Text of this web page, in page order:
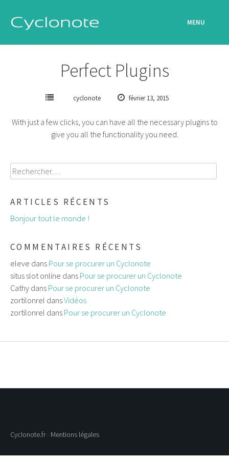
contenu
MENU
Perfect Plugins
cyclonote février 13, 2015
With just a few clicks, you can have all the necessary plugins to
give you all the functionality you need.
Rechercher :
ARTICLES RÉCENTS
Bonjour tout le monde !
COMMENTAIRES RÉCENTS
eleve dans Pour se procurer un Cyclonote
situs slot online dans Pour se procurer un Cyclonote
Cathy dans Pour se procurer un Cyclonote
zortilonrel dansVidéos
zortilonrel dans Pour se procurer un Cyclonote
Cyclonote.fr- Mentions légales